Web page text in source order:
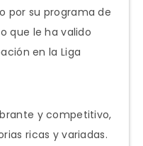
por su programa de
que le ha valido
en la Liga
y competitivo,
ricas y variadas.